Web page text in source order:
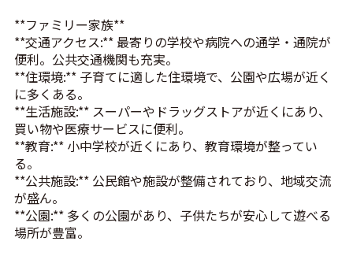
**ファミリー家族**
**交通アクセス:** 最寄りの学校や病院への通学・通院が
便利。公共交通機関も充実。
**住環境:** 子育てに適した住環境で、公園や広場が近く
に多くある。
**生活施設:** スーパーやドラッグストアが近くにあり、
買い物や医療サービスに便利。
**教育:** 小中学校が近くにあり、教育環境が整ってい
る。
**公共施設:** 公民館や施設が整備されており、地域交流
が盛ん。
**公園:** 多くの公園があり、子供たちが安心して遊べる
場所が豊富。